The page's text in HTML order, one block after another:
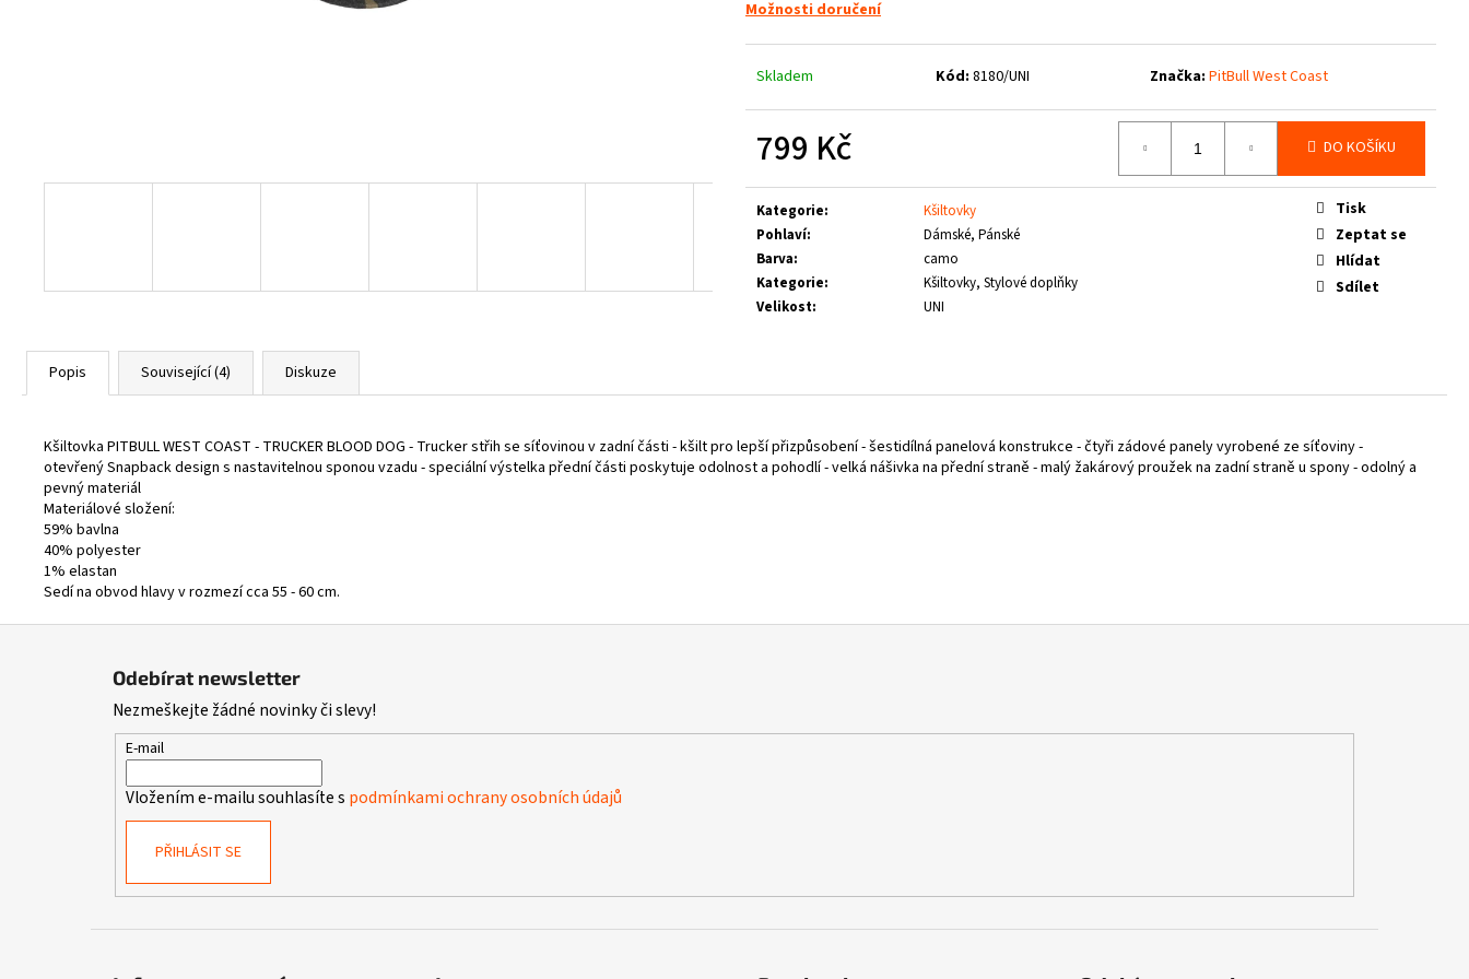
Možnosti doručení
Skladem Kód: 8180/UNI Značka: PitBull West Coast
799 Kč
cena:
DO KOŠÍKU
Kategorie:
Kšiltovky
Pohlaví:
Dámské, Pánské
Barva:
camo
Kategorie:
Kšiltovky, Stylové doplňky
Velikost: UNI
Tisk
Zeptat se
Hlídat
Sdílet
Popis Související (4) Diskuze
Kšiltovka PITBULL WEST COAST - TRUCKER BLOOD DOG - Trucker střih se síťovinou v zadní části - kšilt pro lepší přizpůsobení - šestidílná panelová konstrukce - čtyři zádové panely vyrobené ze síťoviny -
otevřený Snapback design s nastavitelnou sponou vzadu - speciální výstelka přední části poskytuje odolnost a pohodlí - velká nášivka na přední straně - malý žakárový proužek na zadní straně u spony - odolný a
pevný materiál
Materiálové složení:
59% bavlna
40% polyester
1% elastan
Sedí na obvod hlavy v rozmezí cca 55 - 60 cm.
Odebírat newsletter
Nezmeškejte žádné novinky či slevy!
E-mail
Vložením e-mailu souhlasíte s podmínkami ochrany osobních údajů
PŘIHLÁSIT SE